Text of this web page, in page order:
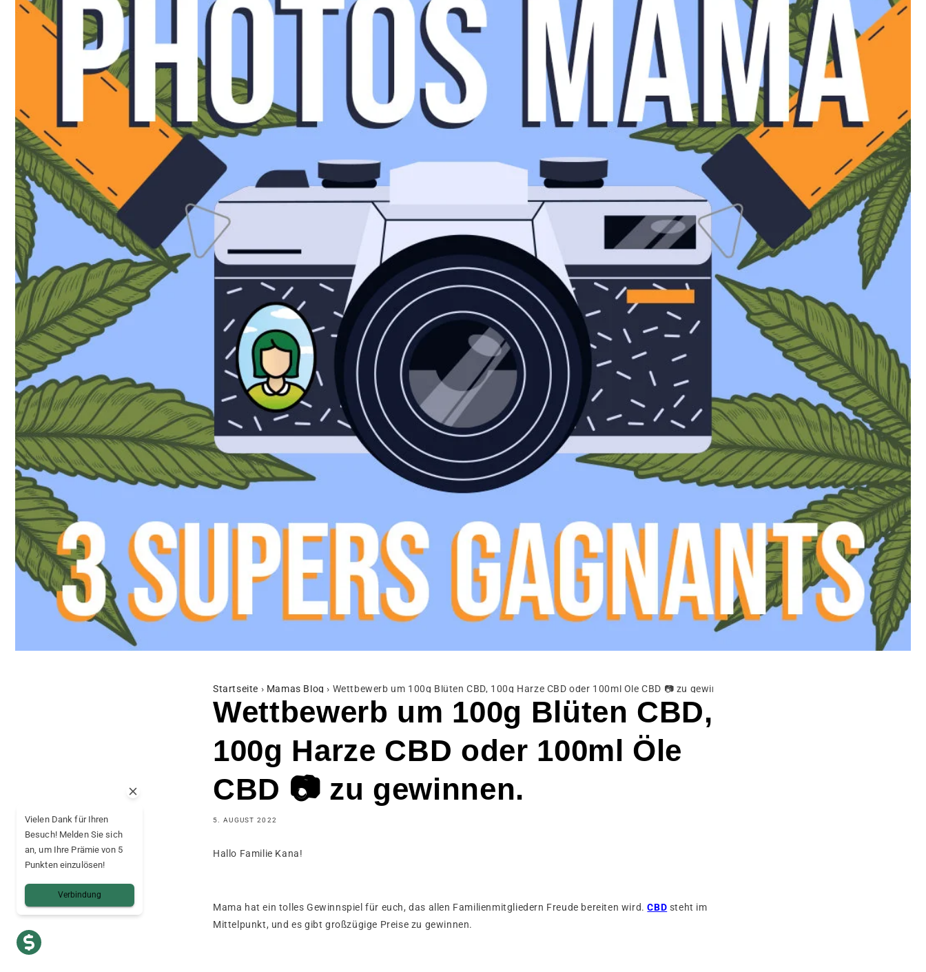
Startseite › Mamas Blog › Wettbewerb um 100g Blüten CBD, 100g Harze CBD oder 100ml Öle CBD 📷 zu gewinnen.
Wettbewerb um 100g Blüten CBD,
100g Harze CBD oder 100ml Öle
CBD 📷 zu gewinnen.
5. AUGUST 2022
Hallo Familie Kana!
Mama hat ein tolles Gewinnspiel für euch, das allen Familienmitgliedern Freude bereiten wird.CBD steht im
Mittelpunkt, und es gibt großzügige Preise zu gewinnen.
Vielen Dank für Ihren
Besuch! Melden Sie sich
an, um Ihre Prämie von 5
Punkten einzulösen!
Verbindung